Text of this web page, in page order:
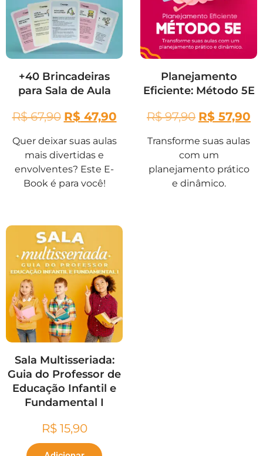
+40 Brincadeiras
para Sala de Aula
R$67,90 R$47,90
Quer deixar suas aulas
mais divertidas e
envolventes? Este E-
Book é para você!
Planejamento
Eficiente: Método 5E
R$97,90 R$ 57,90
Transforme suas aulas
com um
planejamento prático
e dinâmico.
Sala Multisseriada:
Guia do Professor de
Educação Infantil e
Fundamental I
R$15,90